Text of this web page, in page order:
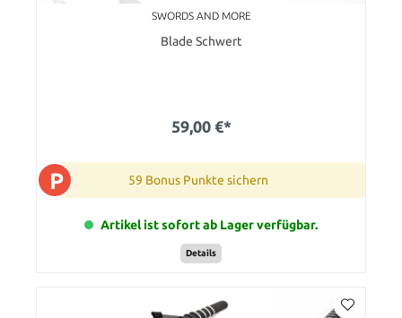
SWORDS AND MORE
Blade Schwert
59,00 €*
P 59 Bonus Punkte sichern
Artikel ist sofort ab Lager verfügbar.
Details